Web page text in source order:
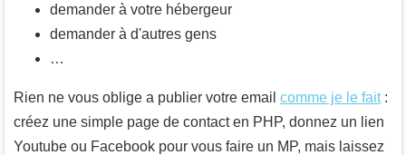
demander à votre hébergeur
demander à d'autres gens
…
Rien ne vous oblige a publier votre email comme je le fait:
créez une simple page de contact en PHP, donnez un lien
Youtube ou Facebook pour vous faire un MP, mais laissez